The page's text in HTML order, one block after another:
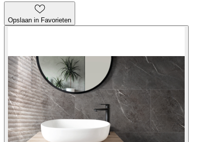
Opslaan in Favorieten